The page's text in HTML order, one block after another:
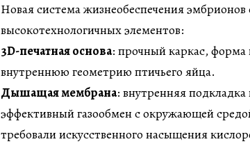
Новая система жизнеобеспечения эмбрионов
высокотехнологичных элементов:
3D-печатная основа: прочный каркас, форма
внутреннюю геометрию птичьего яйца.
Дышащая мембрана: внутренняя подкладка
эффективный газообмен с окружающей
требовали искусственного насыщения